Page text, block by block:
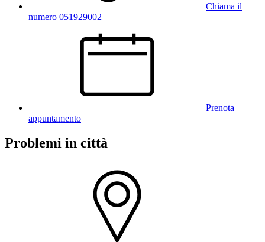
Chiama il
numero 051929002
Prenota
appuntamento
Problemi in città